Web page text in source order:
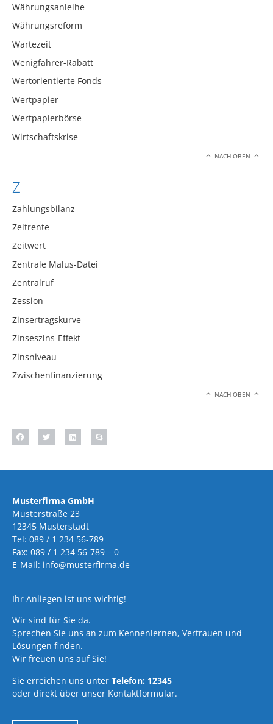
Währungsanleihe
Währungsreform
Wartezeit
Wenigfahrer-Rabatt
Wertorientierte Fonds
Wertpapier
Wertpapierbörse
Wirtschaftskrise
NACH OBEN
Z
Zahlungsbilanz
Zeitrente
Zeitwert
Zentrale Malus-Datei
Zentralruf
Zession
Zinsertragskurve
Zinseszins-Effekt
Zinsniveau
Zwischenfinanzierung
NACH OBEN
Musterfirma GmbH
Musterstraße 23
12345 Musterstadt
Tel: 089 / 1 234 56-789
Fax: 089 / 1 234 56-789 – 0
E-Mail: info@musterfirma.de
Ihr Anliegen ist uns wichtig!
Wir sind für Sie da.
Sprechen Sie uns an zum Kennenlernen, Vertrauen und
Lösungen finden.
Wir freuen uns auf Sie!
Sie erreichen uns unter Telefon: 12345
oder direkt über unser Kontaktformular.